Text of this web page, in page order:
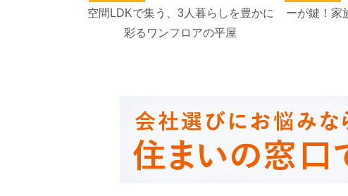
空間LDKで集う、3人暮らしを豊かに
彩るワンフロアの平屋
ーが鍵！家